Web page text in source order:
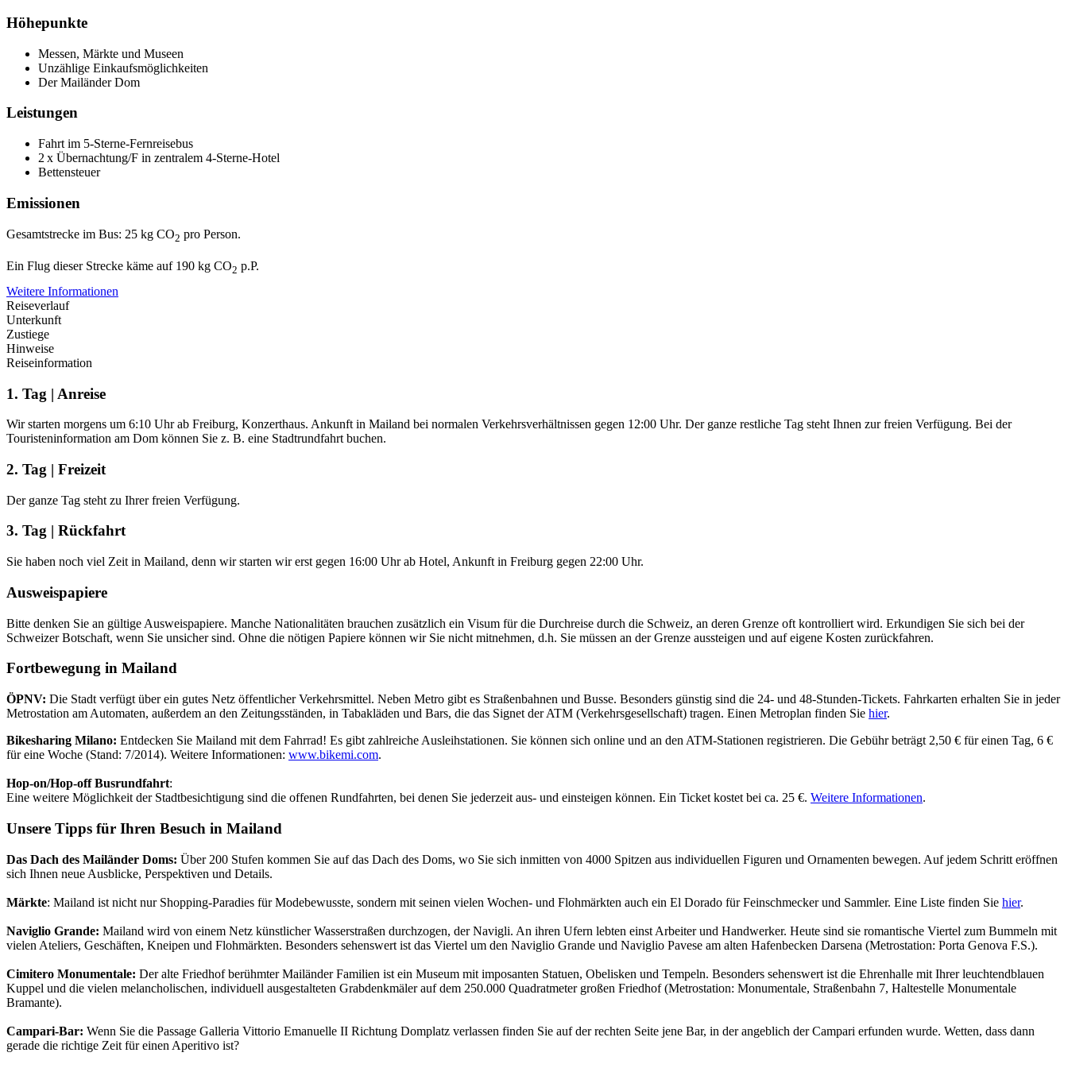
Höhepunkte
Messen, Märkte und Museen
Unzählige Einkaufsmöglichkeiten
Der Mailänder Dom
Leistungen
Fahrt im 5-Sterne-Fernreisebus
2 x Übernachtung/F in zentralem 4-Sterne-Hotel
Bettensteuer
Emissionen
Gesamtstrecke im Bus: 25 kg CO2 pro Person.
Ein Flug dieser Strecke käme auf 190 kg CO2 p.P.
Weitere Informationen
Reiseverlauf
Unterkunft
Zustiege
Hinweise
Reiseinformation
1. Tag | Anreise
Wir starten morgens um 6:10 Uhr ab Freiburg, Konzerthaus. Ankunft in Mailand bei normalen Verkehrsverhältnissen gegen 12:00 Uhr. Der ganze restliche Tag steht Ihnen zur freien Verfügung. Bei der
Touristeninformation am Dom können Sie z. B. eine Stadtrundfahrt buchen.
2. Tag | Freizeit
Der ganze Tag steht zu Ihrer freien Verfügung.
3. Tag | Rückfahrt
Sie haben noch viel Zeit in Mailand, denn wir starten wir erst gegen 16:00 Uhr ab Hotel, Ankunft in Freiburg gegen 22:00 Uhr.
Ausweispapiere
Bitte denken Sie an gültige Ausweispapiere. Manche Nationalitäten brauchen zusätzlich ein Visum für die Durchreise durch die Schweiz, an deren Grenze oft kontrolliert wird. Erkundigen Sie sich bei der
Schweizer Botschaft, wenn Sie unsicher sind. Ohne die nötigen Papiere können wir Sie nicht mitnehmen, d.h. Sie müssen an der Grenze aussteigen und auf eigene Kosten zurückfahren.
Fortbewegung in Mailand
ÖPNV: Die Stadt verfügt über ein gutes Netz öffentlicher Verkehrsmittel. Neben Metro gibt es Straßenbahnen und Busse. Besonders günstig sind die 24- und 48-Stunden-Tickets. Fahrkarten erhalten Sie in jeder
Metrostation am Automaten, außerdem an den Zeitungsständen, in Tabakläden und Bars, die das Signet der ATM (Verkehrsgesellschaft) tragen. Einen Metroplan finden Sie hier.
Bikesharing Milano: Entdecken Sie Mailand mit dem Fahrrad! Es gibt zahlreiche Ausleihstationen. Sie können sich online und an den ATM-Stationen registrieren. Die Gebühr beträgt 2,50 € für einen Tag, 6 €
für eine Woche (Stand: 7/2014). Weitere Informationen: www.bikemi.com.
Hop-on/Hop-off Busrundfahrt:
Eine weitere Möglichkeit der Stadtbesichtigung sind die offenen Rundfahrten, bei denen Sie jederzeit aus- und einsteigen können. Ein Ticket kostet bei ca. 25 €. Weitere Informationen.
Unsere Tipps für Ihren Besuch in Mailand
Das Dach des Mailänder Doms: Über 200 Stufen kommen Sie auf das Dach des Doms, wo Sie sich inmitten von 4000 Spitzen aus individuellen Figuren und Ornamenten bewegen. Auf jedem Schritt eröffnen
sich Ihnen neue Ausblicke, Perspektiven und Details.
Märkte: Mailand ist nicht nur Shopping-Paradies für Modebewusste, sondern mit seinen vielen Wochen- und Flohmärkten auch ein El Dorado für Feinschmecker und Sammler. Eine Liste finden Sie hier.
Naviglio Grande: Mailand wird von einem Netz künstlicher Wasserstraßen durchzogen, der Navigli. An ihren Ufern lebten einst Arbeiter und Handwerker. Heute sind sie romantische Viertel zum Bummeln mit
vielen Ateliers, Geschäften, Kneipen und Flohmärkten. Besonders sehenswert ist das Viertel um den Naviglio Grande und Naviglio Pavese am alten Hafenbecken Darsena (Metrostation: Porta Genova F.S.).
Cimitero Monumentale: Der alte Friedhof berühmter Mailänder Familien ist ein Museum mit imposanten Statuen, Obelisken und Tempeln. Besonders sehenswert ist die Ehrenhalle mit Ihrer leuchtendblauen
Kuppel und die vielen melancholischen, individuell ausgestalteten Grabdenkmäler auf dem 250.000 Quadratmeter großen Friedhof (Metrostation: Monumentale, Straßenbahn 7, Haltestelle Monumentale
Bramante).
Campari-Bar: Wenn Sie die Passage Galleria Vittorio Emanuelle II Richtung Domplatz verlassen finden Sie auf der rechten Seite jene Bar, in der angeblich der Campari erfunden wurde. Wetten, dass dann
gerade die richtige Zeit für einen Aperitivo ist?